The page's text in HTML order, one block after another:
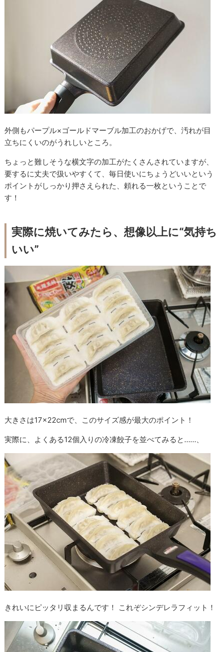
外側もパープル×ゴールドマーブル加工のおかげで、汚れが目
立ちにくいのがうれしいところ。
ちょっと難しそうな横文字の加工がたくさんされていますが、
要するに丈夫で扱いやすくて、毎日使いにちょうどいいという
ポイントがしっかり押さえられた、頼れる一枚ということで
す！
実際に焼いてみたら、想像以上に“気持ち
いい”
大きさは17×22cmで、このサイズ感が最大のポイント！
実際に、よくある12個入りの冷凍餃子を並べてみると……、
きれいにピッタリ収まるんです！ これぞシンデレラフィット！